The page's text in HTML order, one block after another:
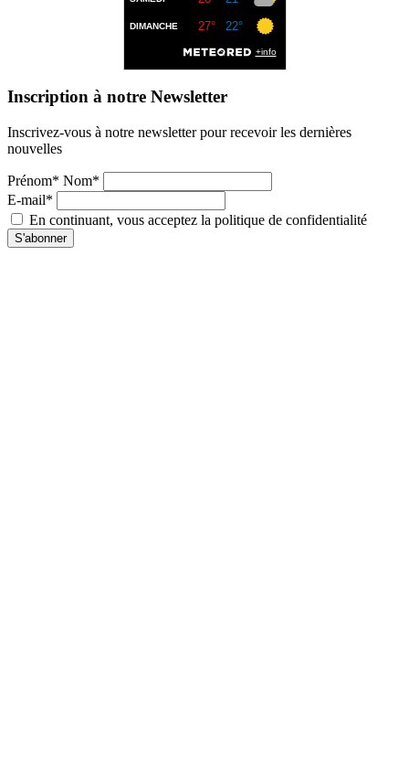
Inscription à notre Newsletter
Inscrivez-vous à notre newsletter pour recevoir les dernières
nouvelles
Prénom* Nom*
E-mail*
En continuant, vous acceptez la politique de confidentialité